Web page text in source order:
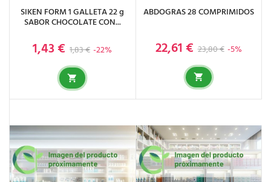
SIKEN FORM 1 GALLETA 22 g
SABOR CHOCOLATE CON...
Precio base
1,83 € -22%
Precio
1,43 €
ABDOGRAS 28 COMPRIMIDOS
Precio base
23,80 € -5%
Precio
22,61 €